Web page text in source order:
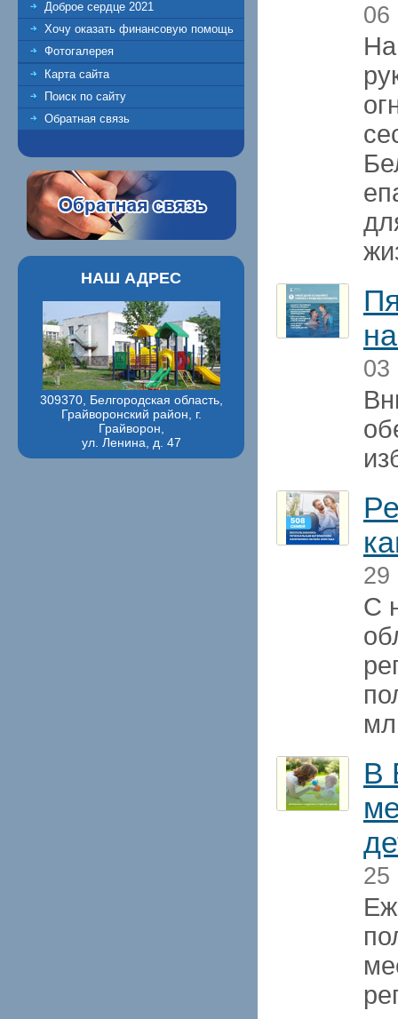
Доброе сердце 2021
Хочу оказать финансовую помощь
Фотогалерея
Карта сайта
Поиск по сайту
Обратная связь
НАШ АДРЕС
309370, Белгородская область,
Грайворонский район, г.
Грайворон,
ул. Ленина, д. 47
06
03
29
С
В
25